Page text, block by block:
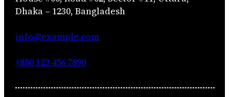
Dhaka – 1230, Bangladesh
info@example.com
+880 123 456 7890